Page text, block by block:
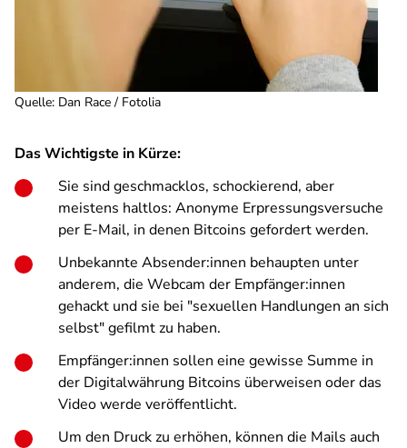
Quelle: Dan Race / Fotolia
Das Wichtigste in Kürze:
Sie sind geschmacklos, schockierend, aber
meistens haltlos: Anonyme Erpressungsversuche
per E-Mail, in denen Bitcoins gefordert werden.
Unbekannte Absender:innen behaupten unter
anderem, die Webcam der Empfänger:innen
gehackt und sie bei "sexuellen Handlungen an sich
selbst" gefilmt zu haben.
Empfänger:innen sollen eine gewisse Summe in
der Digitalwährung Bitcoins überweisen oder das
Video werde veröffentlicht.
Um den Druck zu erhöhen, können die Mails auch